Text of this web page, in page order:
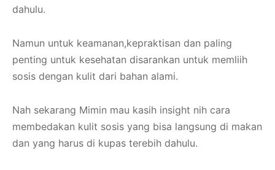
dahulu.
Namun untuk keamanan,kepraktisan dan paling
penting untuk kesehatan disarankan untuk memliih
sosis dengan kulit dari bahan alami.
Nah sekarang Mimin mau kasih insight nih cara
membedakan kulit sosis yang bisa langsung di makan
dan yang harus di kupas terebih dahulu.